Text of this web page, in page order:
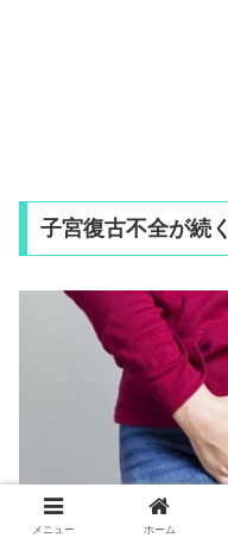
子宮復古不全が続く
メニュー ホーム